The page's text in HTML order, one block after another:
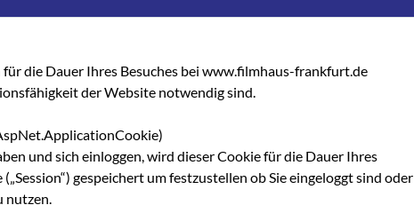
mit
der
und
Teil
die Dauer Ihres Besuches bei www.filmhaus-frankfurt.de
der Website notwendig sind.
und sich einloggen, wird dieser Cookie für die Dauer Ihres
gespeichert um festzustellen ob Sie eingeloggt sind oder
nutzen.